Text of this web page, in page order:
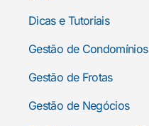
Dicas e Tutoriais
Gestão de Condomínios
Gestão de Frotas
Gestão de Negócios